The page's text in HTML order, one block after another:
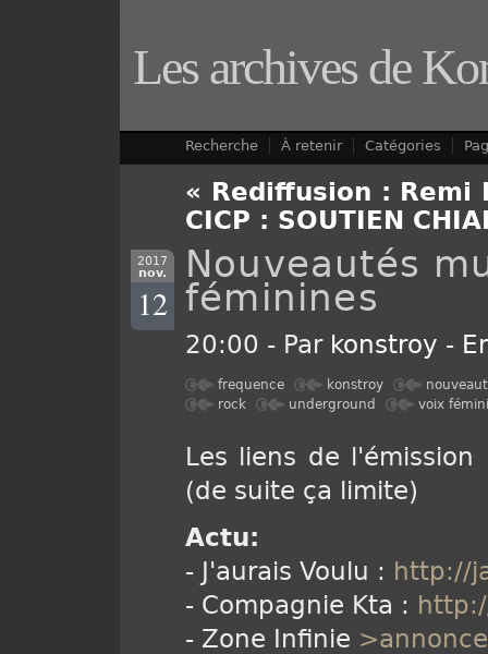
Les archives de
Recherche À retenir Catégories
« Rediffusion : Remi
CICP : SOUTIEN
2017
nov.
12
Nouveautés
féminines
20:00 - Par konstroy -
frequence konstroy
rock
underground voix
Les liens de
(de suite ça limite)
Actu:
- J'aurais Voulu : http://
- Compagnie Kta :
- Zone Infinie